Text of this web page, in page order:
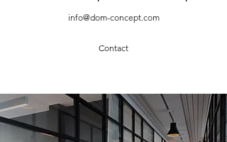
info@dom-concept.com
Contact